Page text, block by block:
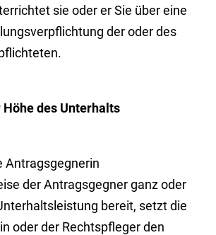
sie oder er Sie über eine
der oder des
Höhe des Unterhalts
Antragsgegnerin
der Antragsgegner ganz oder
bereit, setzt die
oder der Rechtspfleger den